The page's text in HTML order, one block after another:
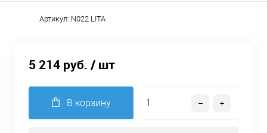
Артикул: N022 LITA
5 214 руб. / шт
В корзину